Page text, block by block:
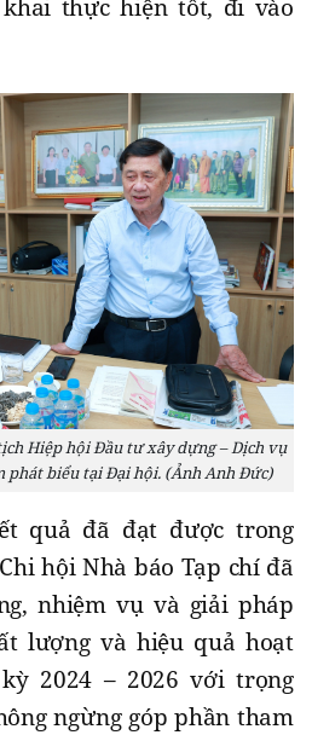
thực hiện tốt, đi vào
Hiệp hội Đầu tư xây dựng – Dịch vụ
phát biểu tại Đại hội. (Ảnh Anh Đức)
quả đã đạt được trong
hội Nhà báo Tạp chí đã
nhiệm vụ và giải pháp
lượng và hiệu quả hoạt
2024 – 2026 với trọng
ngừng góp phần tham